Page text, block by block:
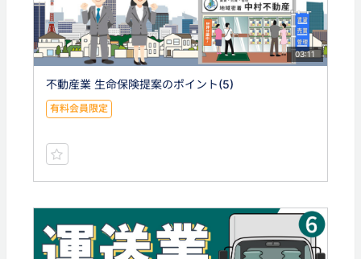
03:11
不動産業 生命保険提案のポイント(5)
有料会員限定